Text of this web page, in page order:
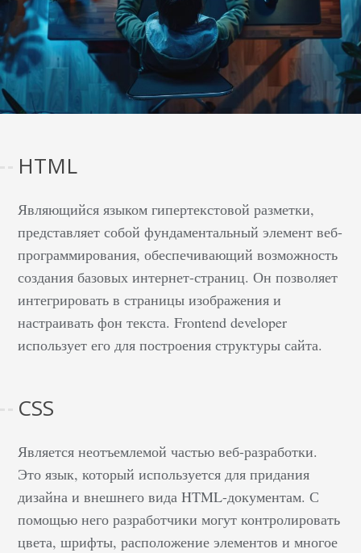
HTML
Являющийся языком гипертекстовой разметки,
представляет собой фундаментальный элемент веб-
программирования, обеспечивающий возможность
создания базовых интернет-страниц. Он позволяет
интегрировать в страницы изображения и
настраивать фон текста. Frontend developer
использует его для построения структуры сайта.
CSS
Является неотъемлемой частью веб-разработки.
Это язык, который используется для придания
дизайна и внешнего вида HTML-документам. С
помощью него разработчики могут контролировать
цвета, шрифты, расположение элементов и многое